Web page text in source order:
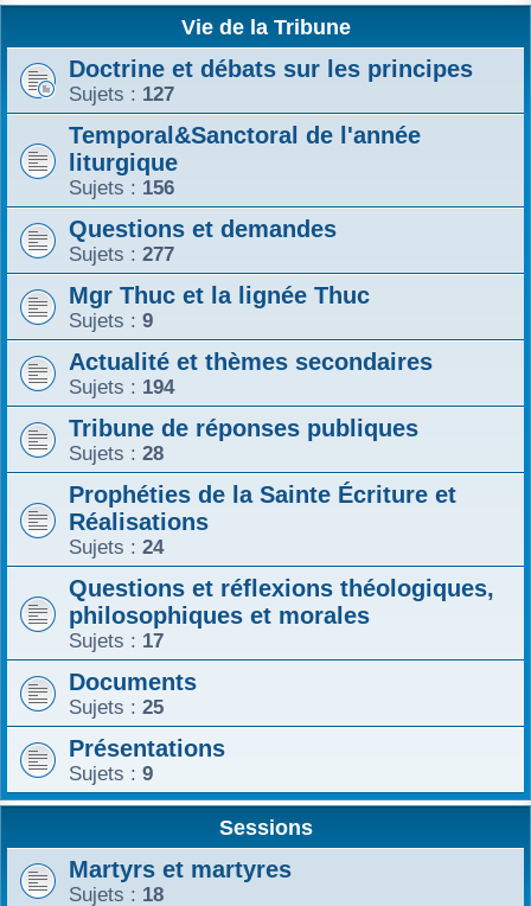
Vie de la Tribune
Doctrine et débats sur les principes
Sujets : 127
Temporal&Sanctoral de l'année
liturgique
Sujets : 156
Questions et demandes
Sujets : 277
Mgr Thuc et la lignée Thuc
Sujets : 9
Actualité et thèmes secondaires
Sujets : 194
Tribune de réponses publiques
Sujets : 28
Prophéties de la Sainte Écriture et
Réalisations
Sujets : 24
Questions et réflexions théologiques,
philosophiques et morales
Sujets : 17
Documents
Sujets : 25
Présentations
Sujets : 9
Sessions
Martyrs et martyres
Sujets : 18